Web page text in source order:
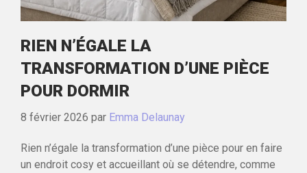
RIEN N’ÉGALE LA
TRANSFORMATION D’UNE PIÈCE
POUR DORMIR
8 février 2026 par Emma Delaunay
Rien n’égale la transformation d’une pièce pour en faire
un endroit cosy et accueillant où se détendre, comme